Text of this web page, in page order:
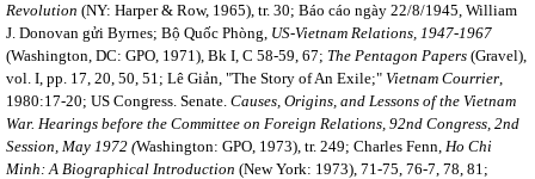
Revolution (NY: Harper & Row, 1965), tr. 30; Báo cáo ngày 22/8/1945, William
J. Donovan gửi Byrnes; Bộ Quốc Phòng, US-Vietnam Relations, 1947-1967
(Washington, DC: GPO, 1971), Bk I, C 58-59, 67; The Pentagon Papers (Gravel),
vol. I, pp. 17, 20, 50, 51; Lê Giản, "The Story of An Exile;" Vietnam Courrier,
1980:17-20; US Congress. Senate. Causes, Origins, and Lessons of the Vietnam
War. Hearings before the Committee on Foreign Relations, 92nd Congress, 2nd
Session, May 1972 (Washington: GPO, 1973), tr. 249; Charles Fenn, Ho Chi
Minh: A Biographical Introduction (New York: 1973), 71-75, 76-7, 78, 81;